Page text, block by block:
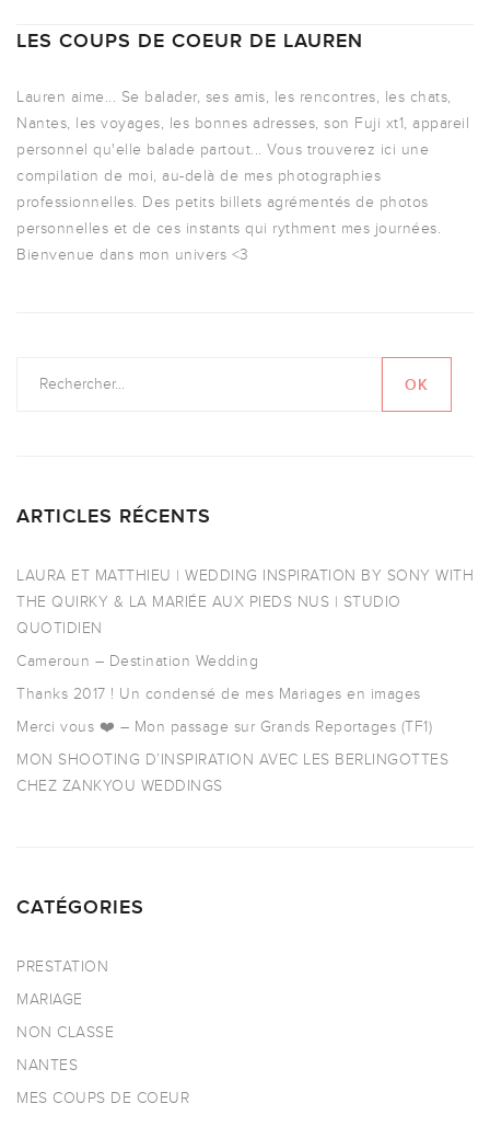
LES COUPS DE COEUR DE LAUREN
Lauren aime... Se balader, ses amis, les rencontres, les chats,
Nantes, les voyages, les bonnes adresses, son Fuji xt1, appareil
personnel qu'elle balade partout... Vous trouverez ici une
compilation de moi, au-delà de mes photographies
professionnelles. Des petits billets agrémentés de photos
personnelles et de ces instants qui rythment mes journées.
Bienvenue dans mon univers <3
ARTICLES RÉCENTS
LAURA ET MATTHIEU | WEDDING INSPIRATION BY SONY WITH
THE QUIRKY & LA MARIÉE AUX PIEDS NUS | STUDIO
QUOTIDIEN
Cameroun – Destination Wedding
Thanks 2017 ! Un condensé de mes Mariages en images
Merci vous ❤️ – Mon passage sur Grands Reportages (TF1)
MON SHOOTING D’INSPIRATION AVEC LES BERLINGOTTES
CHEZ ZANKYOU WEDDINGS
CATÉGORIES
PRESTATION
MARIAGE
NON CLASSE
NANTES
MES COUPS DE COEUR